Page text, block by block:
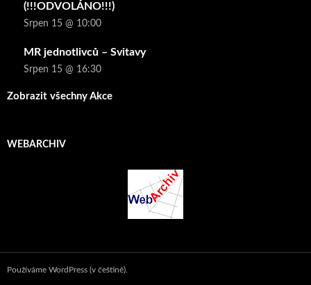
(!!!ODVOLÁNO!!!)
Srpen 15 @ 10:00
MR jednotlivců – Svitavy
Srpen 15 @ 16:30
Zobrazit všechny Akce
WEBARCHIV
Používáme WordPress (v češtině).